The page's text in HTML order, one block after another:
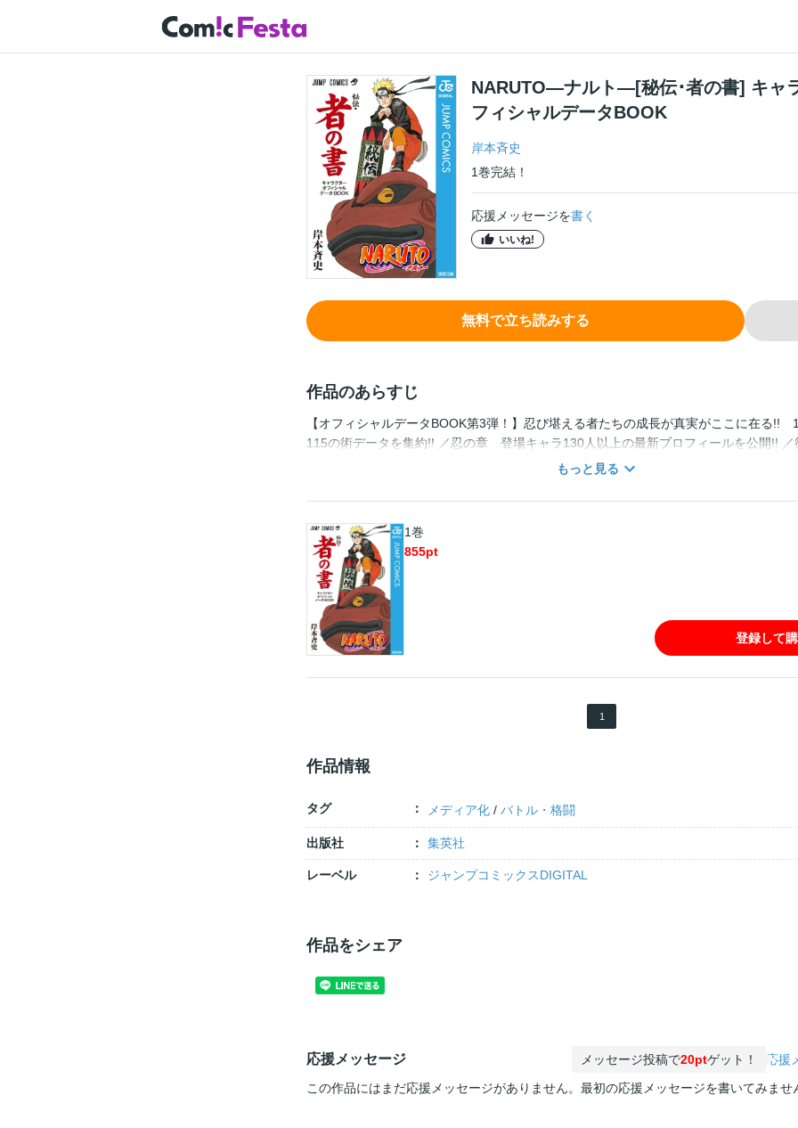
NARUTO―ナルト―[秘伝･者の書] キャ
フィシャルデータBOOK
岸本斉史
1巻完結！
応援メッセージを書く
いいね!
無料で立ち読みする
作品のあらすじ
【オフィシャルデータBOOK第3弾！】忍び堪える者たちの成長が真実がここに在る
115の術データを集約!! ／忍の章 登場キャラ130人以上の最新プロフィールを公開!!
術をここに解説!! ／創の章 岸本先生描き下ろし5Pマンガ＆設定資料を初公開!! その他
の大辞典『葉語集』など週刊少年ジャンプ誌上で実施した読者投票の結果も発表!!
もっと見る
1巻
855pt
登録して
1
作品情報
タグ メディア化 /バトル・格闘
出版社 集英社
レーベル ジャンプコミックスDIGITAL
作品をシェア
応援メッセージ メッセージ投稿で20ptゲット！
応援
この作品にはまだ応援メッセージがありません。最初の応援メッセージを書いてみませ